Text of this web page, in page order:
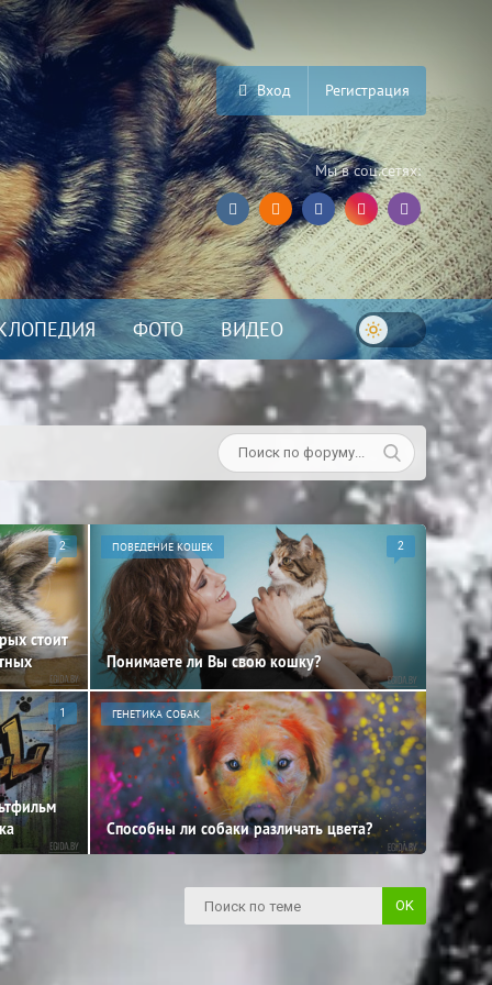
Вход Регистрация
Мы в соц.сетях:
ФОТО ВИДЕО
2
стоит
ПОВЕДЕНИЕ КОШЕК 2
Понимаете ли Вы свою кошку?
1 ГЕНЕТИКА СОБАК
Способны ли собаки различать цвета?